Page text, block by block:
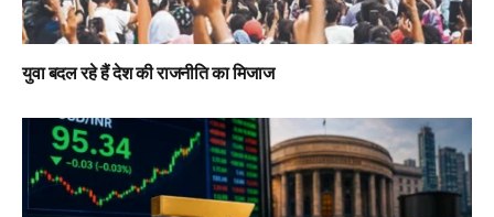
युवा बदल रहे हैं देश की राजनीति का मिजाज